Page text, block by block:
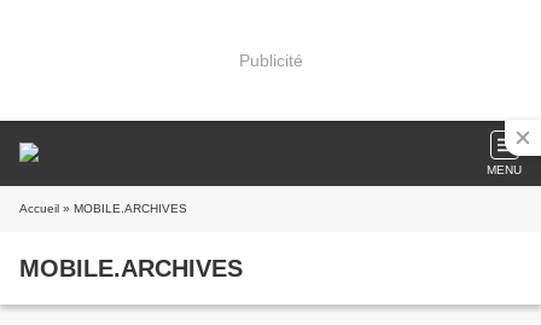
Publicité
MENU
Accueil » MOBILE.ARCHIVES
MOBILE.ARCHIVES